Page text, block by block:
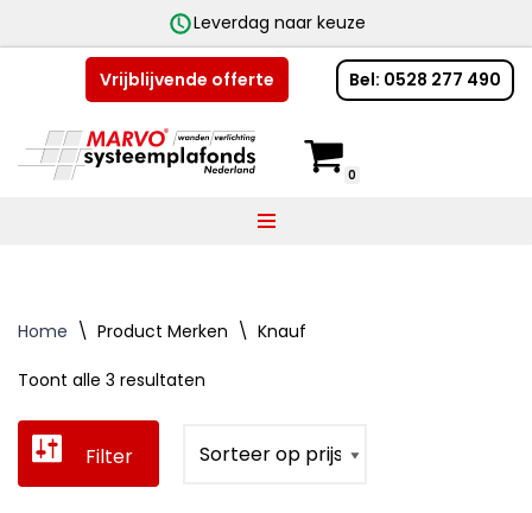
Leverdag naar keuze
naar
Vrijblijvende offerte Bel: 0528 277 490
0
Home \ Product Merken \ Knauf
Toont alle 3 resultaten